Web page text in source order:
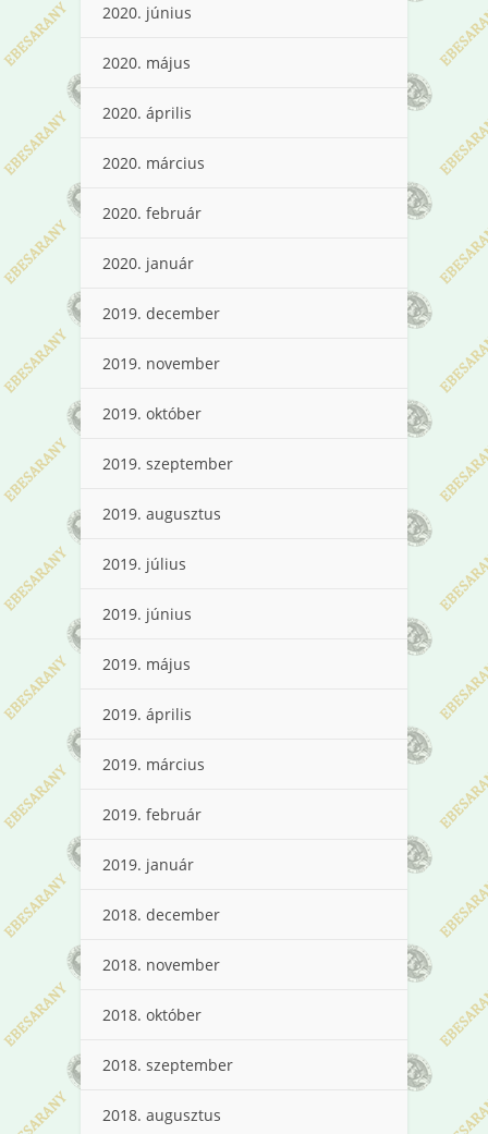
2020. június
2020. május
2020. április
2020. március
2020. február
2020. január
2019. december
2019. november
2019. október
2019. szeptember
2019. augusztus
2019. július
2019. június
2019. május
2019. április
2019. március
2019. február
2019. január
2018. december
2018. november
2018. október
2018. szeptember
2018. augusztus